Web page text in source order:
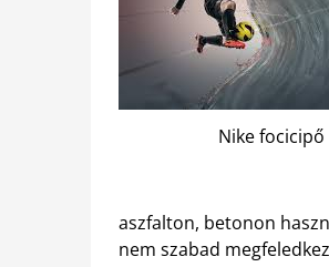
Nike focicipő
aszfalton, betonon
nem szabad